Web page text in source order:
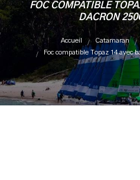
FOC COMPATIBLE
DACRON
Accueil Catamaran
Foc compatible Topaz 14 avec